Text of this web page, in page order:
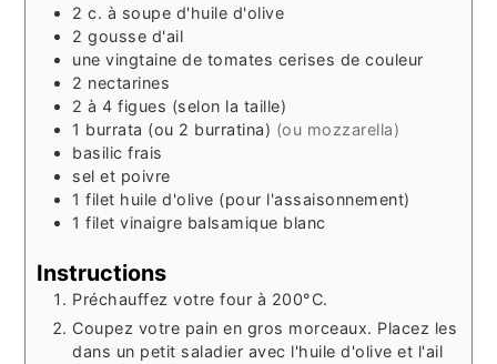
2 c. à soupe d'huile d'olive
2 gousse d'ail
une vingtaine de tomates cerises de couleur
2 nectarines
2 à 4 figues (selon la taille)
1 burrata (ou 2 burratina) (ou mozzarella)
basilic frais
sel et poivre
1 filet huile d'olive (pour l'assaisonnement)
1 filet vinaigre balsamique blanc
Instructions
Préchauffez votre four à 200°C.
Coupez votre pain en gros morceaux. Placez les
dans un petit saladier avec l'huile d'olive et l'ail